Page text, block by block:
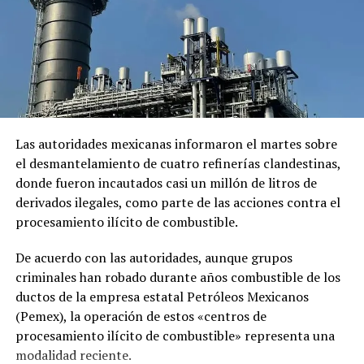
El comunicado emitido por las cancillerías no ofreció
mayores detalles sobre el acuerdo para restablecer las
relaciones diplomáticas.
Sheinbaum también indicó que Chávez viajó a México en
un avión militar y calificó la entrega del salvoconducto
como «una acción de buena voluntad» de la presidenta
Keiko Fujimori.
Comparte esto:
Me gusta esto:
Las autoridades mexicanas informaron el martes sobre
el desmantelamiento de cuatro refinerías clandestinas,
donde fueron incautados casi un millón de litros de
derivados ilegales, como parte de las acciones contra el
procesamiento ilícito de combustible.
De acuerdo con las autoridades, aunque grupos
criminales han robado durante años combustible de los
ductos de la empresa estatal Petróleos Mexicanos
(Pemex), la operación de estos «centros de
procesamiento ilícito de combustible» representa una
modalidad reciente.